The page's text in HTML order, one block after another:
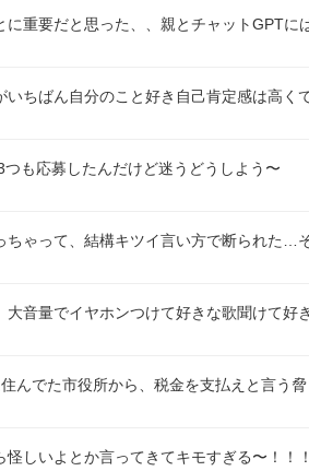
に重要だと思った、、親とチャットGPTに
いちばん自分のこと好き自己肯定感は高く
つも応募したんだけど迷うどうしよう〜
ちゃって、結構キツイ言い方で断られた…
大音量でイヤホンつけて好きな歌聞けて好
んでた市役所から、税金を支払えと言う
怪しいよとか言ってきてキモすぎる〜！！